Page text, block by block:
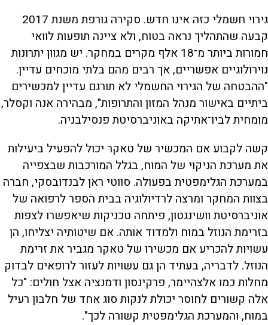
גירוי חשמלי כזה אינו חדש. סקירה גורפת משנת 2017
קבעה שהתהליך נראה בטוח, ולא ציינה תופעות לוואי
חמורות ביותר מ־18 אלף מקרים במחקר. יש מגוון יתרונות
נוירולוגיים אפשריים, אך רבים מהם בלתי מוכחים עדיין.
"ההבטחה של הגירוי החשמלי לא תורגם עדיין למכשירים
ביתיים באישור מנהל המזון והתרופות", מבהירה אנה וקסלר,
מומחית לביו־אתיקה באוניברסיטת פנסילבניה.
קשה לקבוע אם המכשיר של טאקר יכול להפעיל ביעילות
את מערכת הניקוי של המוח, בגלל המורכבות שבצפייה
במערכת הגלימפטית בפעולה. סווטי ראן לבנדובסקי, חברה
בצוות המחקר ומרצה לרדיולוגיה בבית הספר לרפואה של
אוניברסיטת וושינגטון, פיתחה טכניקות שיאפשרו לצפות
בזרימת הנוזל במוח ולמדוד אותה. אם שיטותיה יצליחו, הן
עשויות להכריע אם מכשירו של טאקר מגביר את זרימת
הנוזל. לדבריה, בעתיד הן גם עשויות לעזור לרופאים לבדוק
מחלות כמו אלצהיימר, פרקינסון ודמנציה אצל חולים: "כל
אלה קשורים לחוסר יכולת לנקות סוג אחד של חלבון רעיל
במוח, והמערכת הגלימפטית קשורה לכך".